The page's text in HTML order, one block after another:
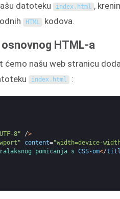
datoteku index. html ,
HTML kodova.
HTML-a
ćemo našu web stranicu
index. html :
8" />
content="width=device-
pomicanja s CSS-om</